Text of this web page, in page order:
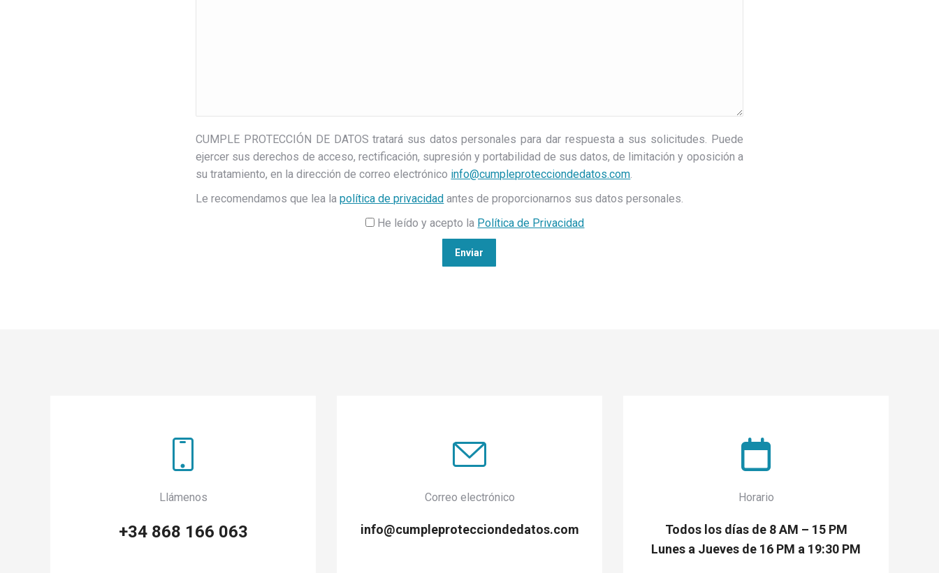
CUMPLE PROTECCIÓN DE DATOS tratará sus datos personales para dar respuesta a sus solicitudes. Puede
ejercer sus derechos de acceso, rectificación, supresión y portabilidad de sus datos, de limitación y oposición a
su tratamiento, en la dirección de correo electrónico info@cumpleprotecciondedatos.com.
Le recomendamos que lea lapolítica de privacidad antes de proporcionarnos sus datos personales.
He leído y acepto la Política de Privacidad
Llámenos
+34 868 166 063
Correo electrónico
info@cumpleprotecciondedatos.com
Horario
Todos los días de 8 AM – 15 PM
Lunes a Jueves de 16 PM a 19:30 PM